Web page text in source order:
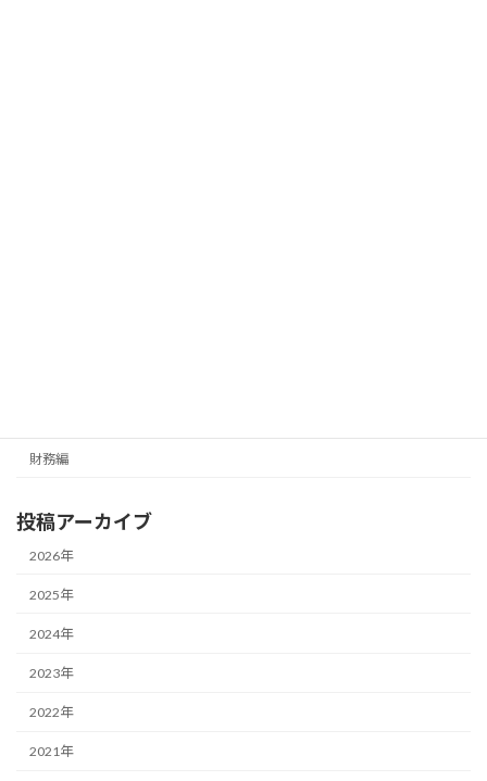
財務編
投稿アーカイブ
2026年
2025年
2024年
2023年
2022年
2021年